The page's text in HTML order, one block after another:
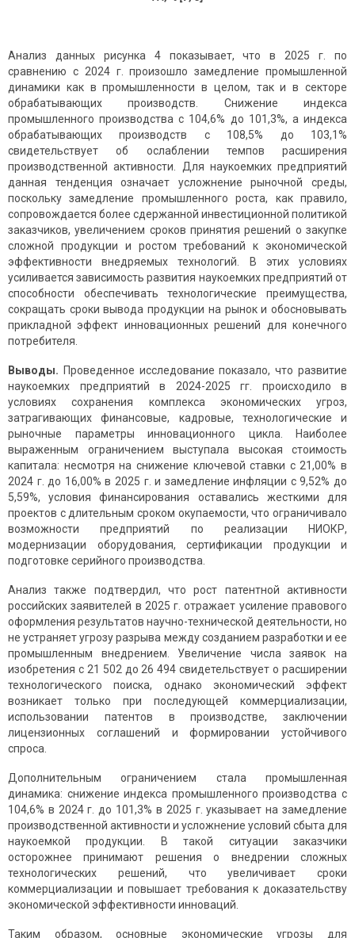
Анализ данных рисунка 4 показывает, что в 2025 г. по
сравнению с 2024 г. произошло замедление промышленной
динамики как в промышленности в целом, так и в секторе
обрабатывающих производств. Снижение индекса
промышленного производства с 104,6% до 101,3%, а индекса
обрабатывающих производств с 108,5% до 103,1%
свидетельствует об ослаблении темпов расширения
производственной активности. Для наукоемких предприятий
данная тенденция означает усложнение рыночной среды,
поскольку замедление промышленного роста, как правило,
сопровождается более сдержанной инвестиционной политикой
заказчиков, увеличением сроков принятия решений о закупке
сложной продукции и ростом требований к экономической
эффективности внедряемых технологий. В этих условиях
усиливается зависимость развития наукоемких предприятий от
способности обеспечивать технологические преимущества,
сокращать сроки вывода продукции на рынок и обосновывать
прикладной эффект инновационных решений для конечного
потребителя.
Выводы. Проведенное исследование показало, что развитие
наукоемких предприятий в 2024-2025 гг. происходило в
условиях сохранения комплекса экономических угроз,
затрагивающих финансовые, кадровые, технологические и
рыночные параметры инновационного цикла. Наиболее
выраженным ограничением выступала высокая стоимость
капитала: несмотря на снижение ключевой ставки с 21,00% в
2024 г. до 16,00% в 2025 г. и замедление инфляции с 9,52% до
5,59%, условия финансирования оставались жесткими для
проектов с длительным сроком окупаемости, что ограничивало
возможности предприятий по реализации НИОКР,
модернизации оборудования, сертификации продукции и
подготовке серийного производства.
Анализ также подтвердил, что рост патентной активности
российских заявителей в 2025 г. отражает усиление правового
оформления результатов научно-технической деятельности, но
не устраняет угрозу разрыва между созданием разработки и ее
промышленным внедрением. Увеличение числа заявок на
изобретения с 21 502 до 26 494 свидетельствует о расширении
технологического поиска, однако экономический эффект
возникает только при последующей коммерциализации,
использовании патентов в производстве, заключении
лицензионных соглашений и формировании устойчивого
спроса.
Дополнительным ограничением стала промышленная
динамика: снижение индекса промышленного производства с
104,6% в 2024 г. до 101,3% в 2025 г. указывает на замедление
производственной активности и усложнение условий сбыта для
наукоемкой продукции. В такой ситуации заказчики
осторожнее принимают решения о внедрении сложных
технологических решений, что увеличивает сроки
коммерциализации и повышает требования к доказательству
экономической эффективности инноваций.
Таким образом, основные экономические угрозы для